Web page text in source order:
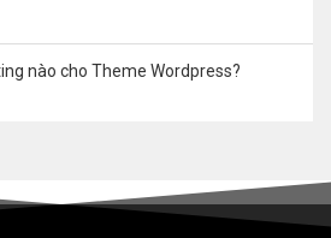
nào cho Theme Wordpress?